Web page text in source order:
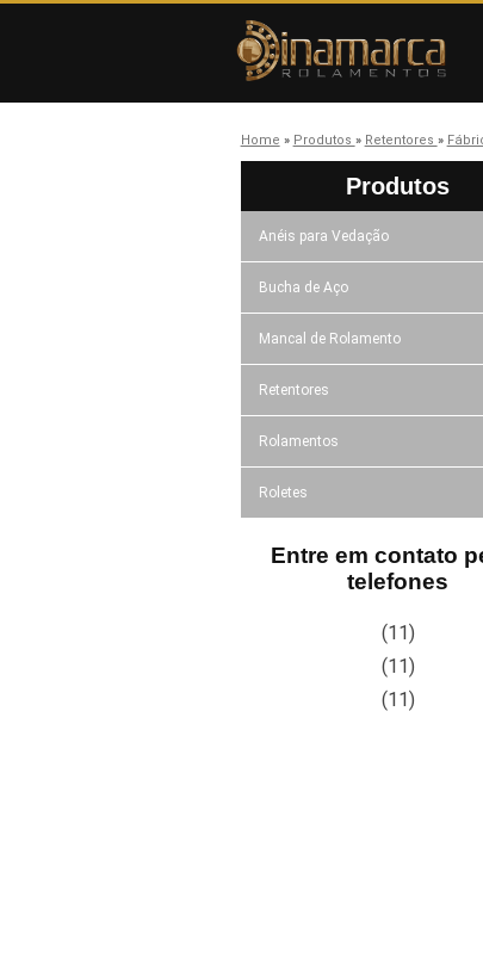
Home » Produtos » Retentores »
Produtos
Anéis para Vedação
Bucha de Aço
Mancal de Rolamento
Retentores
Rolamentos
Roletes
Entre em contato
telefones
(11)
(11)
(11)